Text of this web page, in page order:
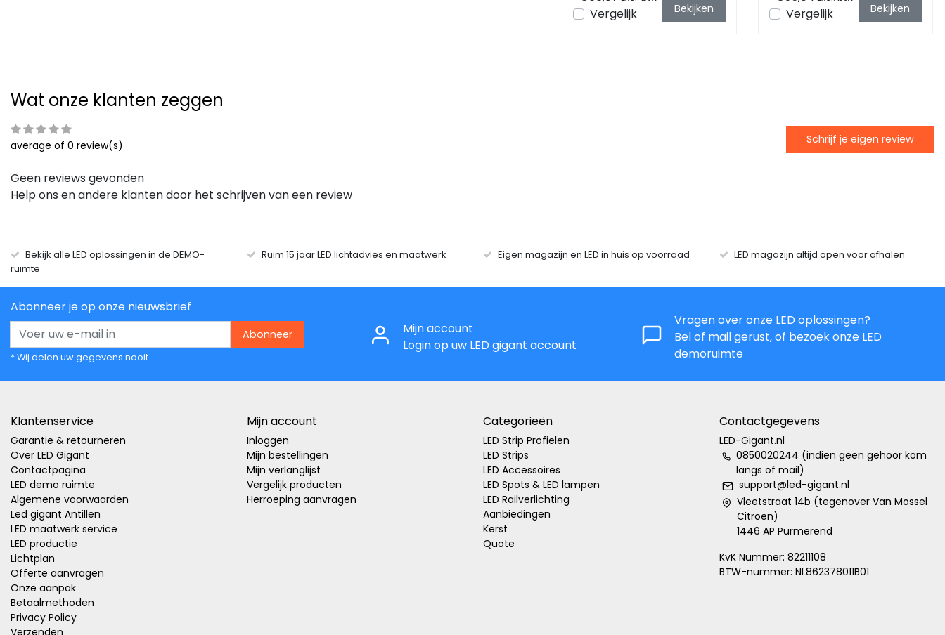
Vergelijk Bekijken Vergelijk Bekijken
Wat onze klanten zeggen
average of 0 review(s) Schrijf je eigen review
Geen reviews gevonden
Help ons en andere klanten door het schrijven van een review
Bekijk alle LED oplossingen in de DEMO-
ruimte
Ruim 15 jaar LED lichtadvies en maatwerk Eigen magazijn en LED in huis op voorraad LED magazijn altijd open voor afhalen
Abonneer je op onze nieuwsbrief
Abonneer
* Wij delen uw gegevens nooit
Mijn account
Login op uw LED gigant account
Vragen over onze LED oplossingen?
Bel of mail gerust, of bezoek onze LED
demoruimte
Klantenservice
Garantie & retourneren
Over LED Gigant
Contactpagina
LED demo ruimte
Algemene voorwaarden
Led gigant Antillen
LED maatwerk service
LED productie
Lichtplan
Offerte aanvragen
Onze aanpak
Betaalmethoden
Privacy Policy
Verzenden
Mijn account
Inloggen
Mijn bestellingen
Mijn verlanglijst
Vergelijk producten
Herroeping aanvragen
Categorieën
LED Strip Profielen
LED Strips
LED Accessoires
LED Spots & LED lampen
LED Railverlichting
Aanbiedingen
Kerst
Quote
Contactgegevens
LED-Gigant.nl
0850020244 (indien geen gehoor kom
langs of mail)
support@led-gigant.nl
Vleetstraat 14b (tegenover Van Mossel
Citroen)
1446 AP Purmerend
KvK Nummer: 82211108
BTW-nummer: NL862378011B01